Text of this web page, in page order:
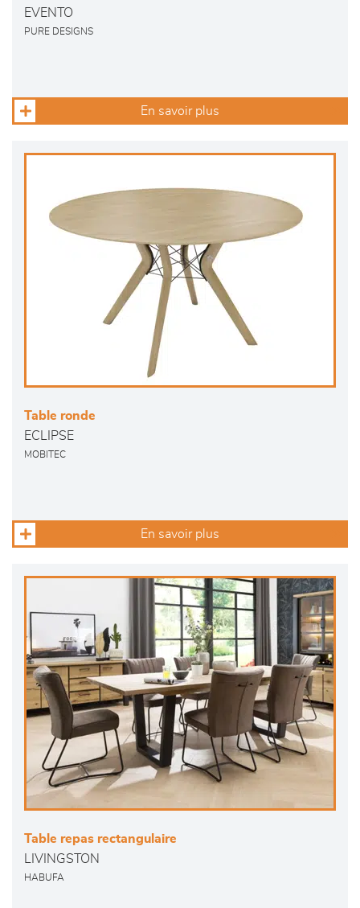
EVENTO
PURE DESIGNS
En savoir plus
Table ronde
ECLIPSE
MOBITEC
En savoir plus
Table repas rectangulaire
LIVINGSTON
HABUFA